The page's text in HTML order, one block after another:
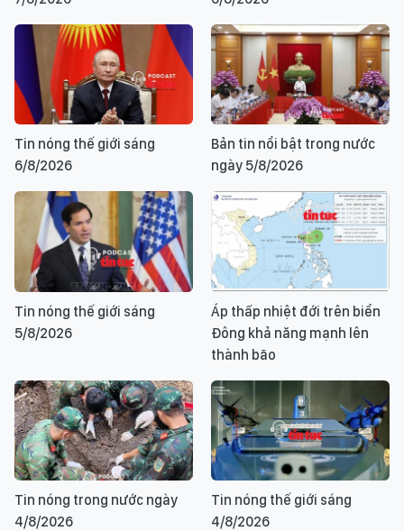
Tin nóng thế giới sáng
6/8/2026
Bản tin nổi bật trong nước
ngày 5/8/2026
Tin nóng thế giới sáng
5/8/2026
Áp thấp nhiệt đới trên biển
Đông khả năng mạnh lên
thành bão
Tin nóng trong nước ngày
4/8/2026
Tin nóng thế giới sáng
4/8/2026